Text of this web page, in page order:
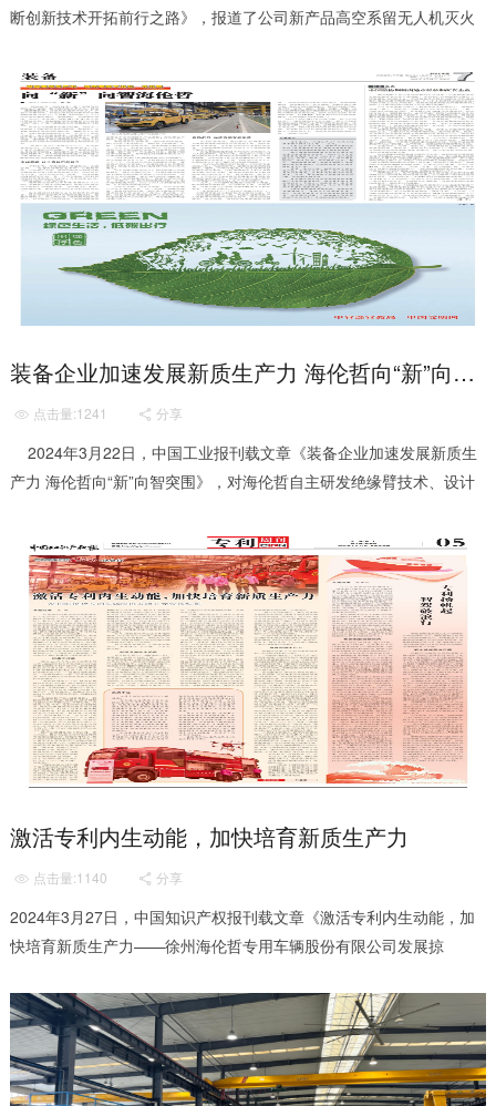
断创新技术开拓前行之路》，报道了公司新产品高空系留无人机灭火
装备企业加速发展新质生产力 海伦哲向“新”向智突围
 点击量:1241  分享
2024年3月22日，中国工业报刊载文章《装备企业加速发展新质生
产力 海伦哲向“新”向智突围》，对海伦哲自主研发绝缘臂技术、设计
激活专利内生动能，加快培育新质生产力
 点击量:1140  分享
2024年3月27日，中国知识产权报刊载文章《激活专利内生动能，加
快培育新质生产力——徐州海伦哲专用车辆股份有限公司发展掠